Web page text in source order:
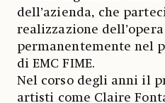
dell’azienda, che
realizzazione
permanentemente nel
di EMC FIME.
Nel corso degli anni il
artisti come Claire